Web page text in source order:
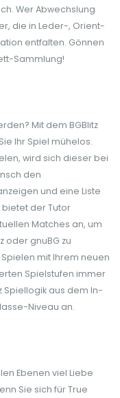
Wer Abwechslung
die in Leder-, Orient-
entfalten. Gönnen
Sammlung!
Mit dem BGBlitz
Ihr Spiel mühelos.
wird sich dieser bei
den
und eine Liste
bietet der Tutor
Matches an, um
oder gnuBG zu
mit Ihrem neuen
Spielstufen immer
Spiellogik aus dem In-
Niveau an.
Ebenen viel Liebe
Sie sich für True